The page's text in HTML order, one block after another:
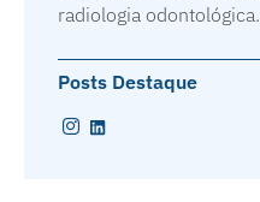
radiologia odontológica.
Posts Destaque